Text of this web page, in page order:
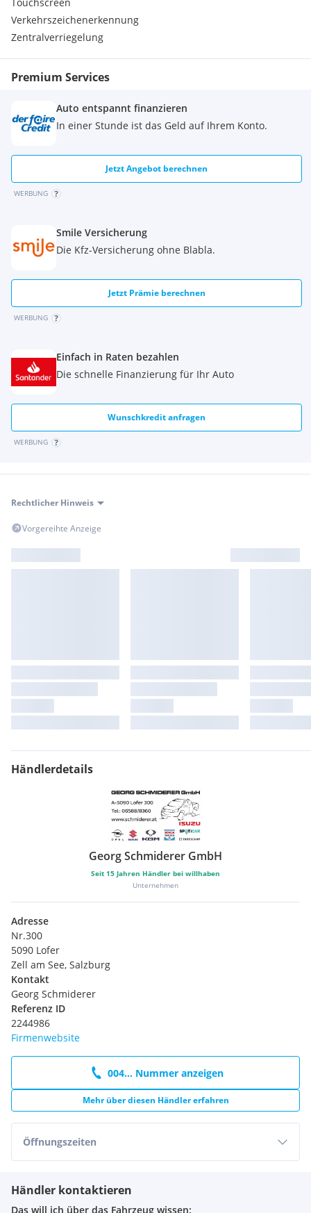
Verkehrszeichenerkennung
Zentralverriegelung
Premium Services
Auto entspannt finanzieren
In einer Stunde ist das Geld auf Ihrem Konto.
Jetzt Angebot berechnen
WERBUNG
Smile Versicherung
Die Kfz-Versicherung ohne Blabla.
Jetzt Prämie berechnen
WERBUNG
Einfach in Raten bezahlen
Die schnelle Finanzierung für Ihr Auto
Wunschkredit anfragen
WERBUNG
Rechtlicher Hinweis
Vorgereihte Anzeige
Händlerdetails
Georg Schmiderer GmbH
Seit 15 Jahren Händler bei willhaben
Unternehmen
Adresse
Nr.300
5090 Lofer
Zell am See, Salzburg
Kontakt
Georg Schmiderer
Referenz ID
2244986
Firmenwebsite
004... Nummer anzeigen
Mehr über diesen Händler erfahren
Öffnungszeiten
Händler kontaktieren
Das will ich über das Fahrzeug wissen: